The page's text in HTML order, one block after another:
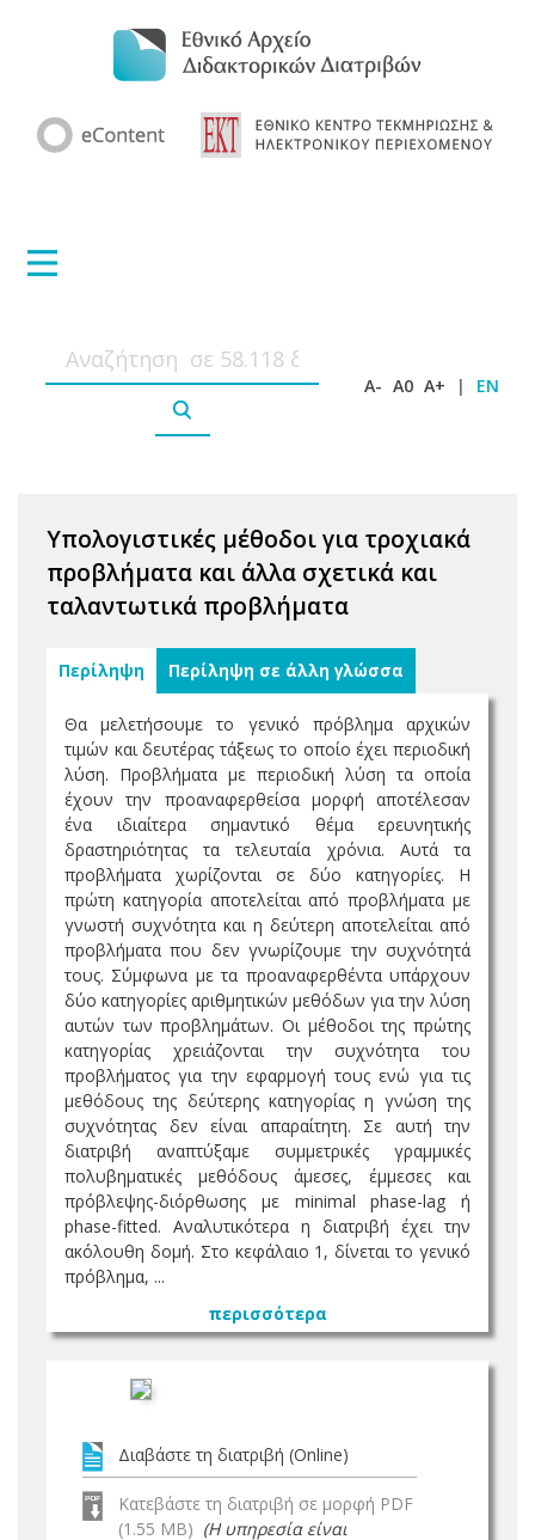
A- A0 A+ | EN
Υπολογιστικές μέθοδοι για τροχιακά
προβλήματα και άλλα σχετικά και
ταλαντωτικά προβλήματα
Περίληψη Περίληψη σε άλλη γλώσσα
Θα μελετήσουμε το γενικό πρόβλημα αρχικών
τιμών και δευτέρας τάξεως το οποίο έχει περιοδική
λύση. Προβλήματα με περιοδική λύση τα οποία
έχουν την προαναφερθείσα μορφή αποτέλεσαν
ένα ιδιαίτερα σημαντικό θέμα ερευνητικής
δραστηριότητας τα τελευταία χρόνια. Αυτά τα
προβλήματα χωρίζονται σε δύο κατηγορίες. Η
πρώτη κατηγορία αποτελείται από προβλήματα με
γνωστή συχνότητα και η δεύτερη αποτελείται από
προβλήματα που δεν γνωρίζουμε την συχνότητά
τους. Σύμφωνα με τα προαναφερθέντα υπάρχουν
δύο κατηγορίες αριθμητικών μεθόδων για την λύση
αυτών των προβλημάτων. Οι μέθοδοι της πρώτης
κατηγορίας χρειάζονται την συχνότητα του
προβλήματος για την εφαρμογή τους ενώ για τις
μεθόδους της δεύτερης κατηγορίας η γνώση της
συχνότητας δεν είναι απαραίτητη. Σε αυτή την
διατριβή αναπτύξαμε συμμετρικές γραμμικές
πολυβηματικές μεθόδους άμεσες, έμμεσες και
πρόβλεψης-διόρθωσης με minimal phase-lag ή
phase-fitted. Αναλυτικότερα η διατριβή έχει την
ακόλουθη δομή. Στο κεφάλαιο 1, δίνεται το γενικό
πρόβλημα, ...
περισσότερα
Διαβάστε τη διατριβή (Online)
Κατεβάστε τη διατριβή σε μορφή PDF
(1.55 MB) (Η υπηρεσία είναι